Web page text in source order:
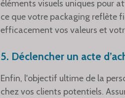
éléments visuels uniques pour
ce que votre packaging reflète
efficacement vos valeurs et
5. Déclencher un acte
Enfin, l'objectif ultime de la
chez vos clients potentiels.